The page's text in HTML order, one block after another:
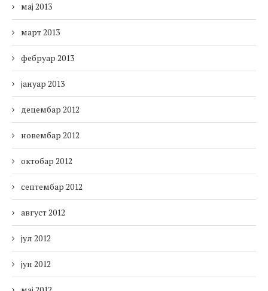
мај 2013
март 2013
фебруар 2013
јануар 2013
децембар 2012
новембар 2012
октобар 2012
септембар 2012
август 2012
јул 2012
јун 2012